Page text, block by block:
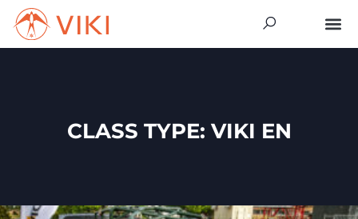
CLASS TYPE: VIKI EN